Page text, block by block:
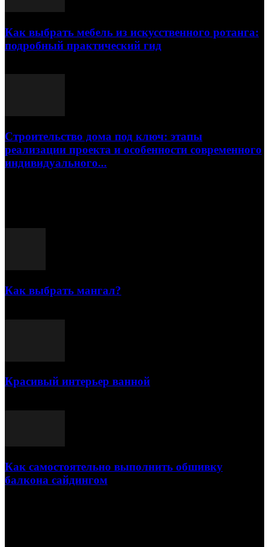
Как выбрать мебель из искусственного ротанга:
подробный практический гид
Строительство дома под ключ: этапы
реализации проекта и особенности современного
индивидуального...
Как выбрать мангал?
Красивый интерьер ванной
Как самостоятельно выполнить обшивку
балкона сайдингом